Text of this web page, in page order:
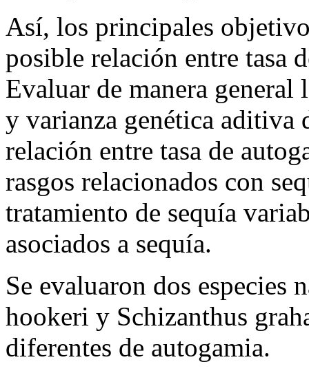
Así, los principales
posible relación entre tasa
Evaluar de manera
y varianza genética aditiva
relación entre tasa de
rasgos relacionados con
tratamiento de sequía
asociados a sequía.
Se evaluaron dos especies
hookeri y Schizanthus
diferentes de autogamia.